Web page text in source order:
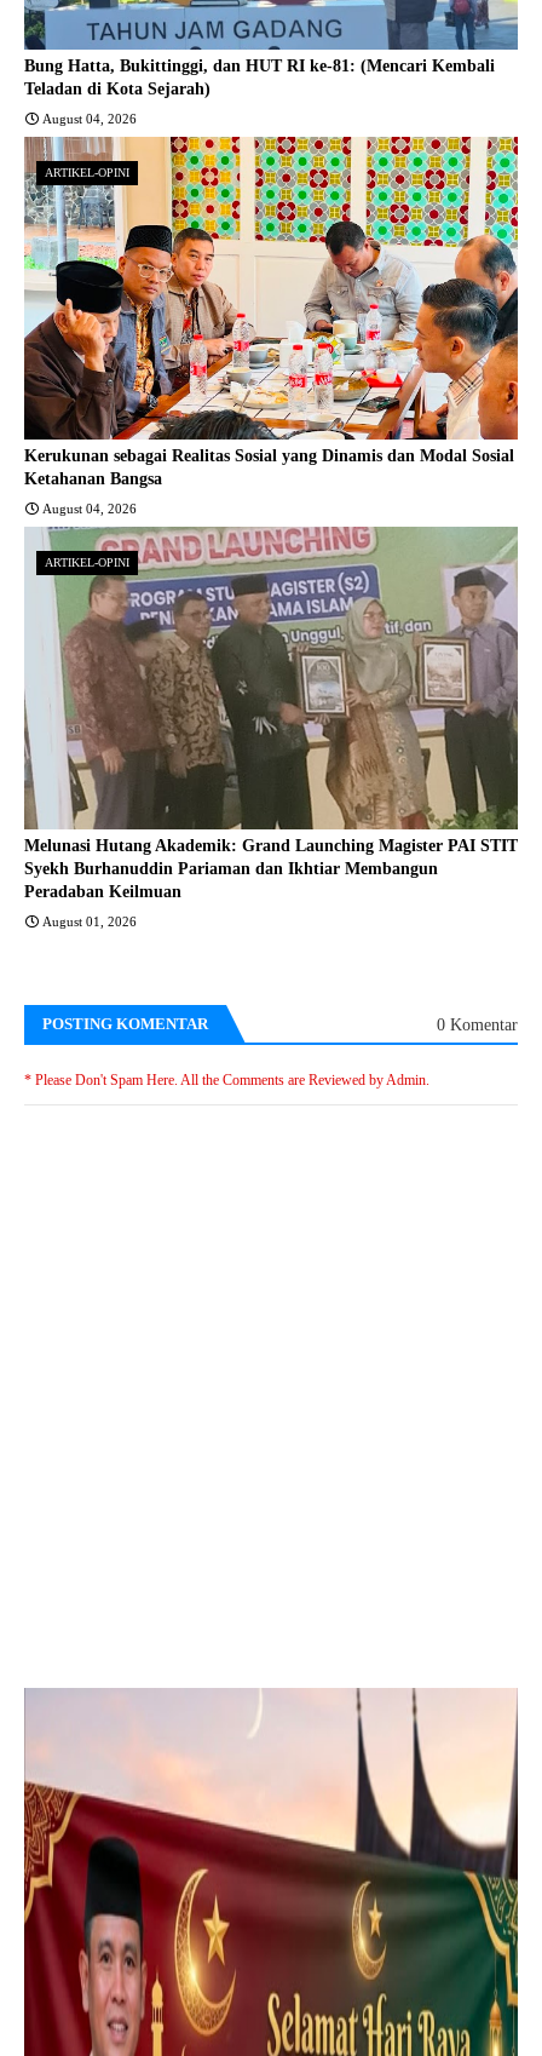
Bung Hatta, Bukittinggi, dan HUT RI ke-81: (Mencari Kembali
Teladan di Kota Sejarah)
August 04, 2026
ARTIKEL-OPINI
Kerukunan sebagai Realitas Sosial yang Dinamis dan Modal Sosial
Ketahanan Bangsa
August 04, 2026
ARTIKEL-OPINI
Melunasi Hutang Akademik: Grand Launching Magister PAI STIT
Syekh Burhanuddin Pariaman dan Ikhtiar Membangun
Peradaban Keilmuan
August 01, 2026
POSTING KOMENTAR 0 Komentar
* Please Don't Spam Here. All the Comments are Reviewed by Admin.